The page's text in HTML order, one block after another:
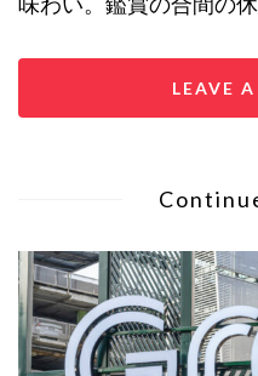
LEAVE